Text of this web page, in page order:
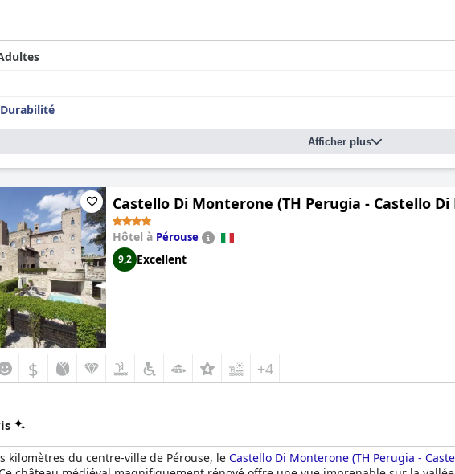
Afficher plus
Castello Di Monterone (TH Perugia - Castello
Hôtel à Pérouse
9,2 Excellent
$ +4
kilomètres du centre-ville de Pérouse, le Castello Di Monterone (TH Perugia -